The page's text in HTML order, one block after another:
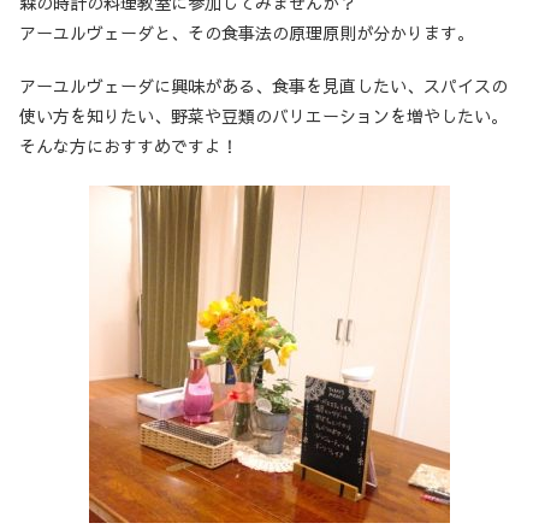
アーユルヴェーダと、その食事法の原理原則が分かります。
アーユルヴェーダに興味がある、食事を見直したい、スパイスの
使い方を知りたい、野菜や豆類のバリエーションを増やしたい。
そんな方におすすめですよ！